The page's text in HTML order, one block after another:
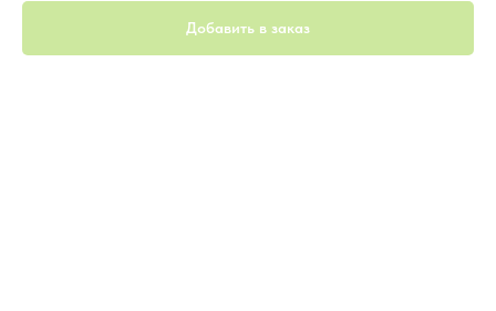
Добавить в заказ